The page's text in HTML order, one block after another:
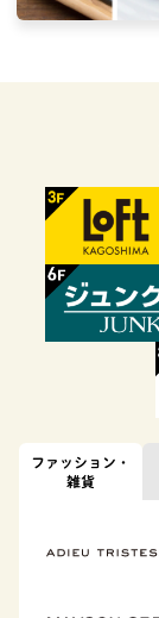
ファッション・
雑貨